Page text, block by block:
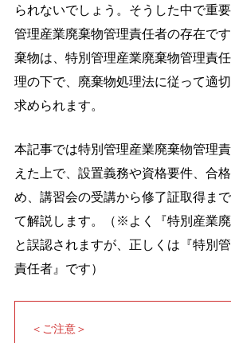
ご導入がお済みの
られないでしょう。そうした中で重
管理産業廃棄物管理責任者の存在で
棄物は、特別管理産業廃棄物管理責
理の下で、廃棄物処理法に従って適
求められます。
本記事では特別管理産業廃棄物管理
えた上で、設置義務や資格要件、合
め、講習会の受講から修了証取得ま
て解説します。（※よく『特別産業廃
と誤認されますが、正しくは『特別
責任者』です）
＜ご注意＞